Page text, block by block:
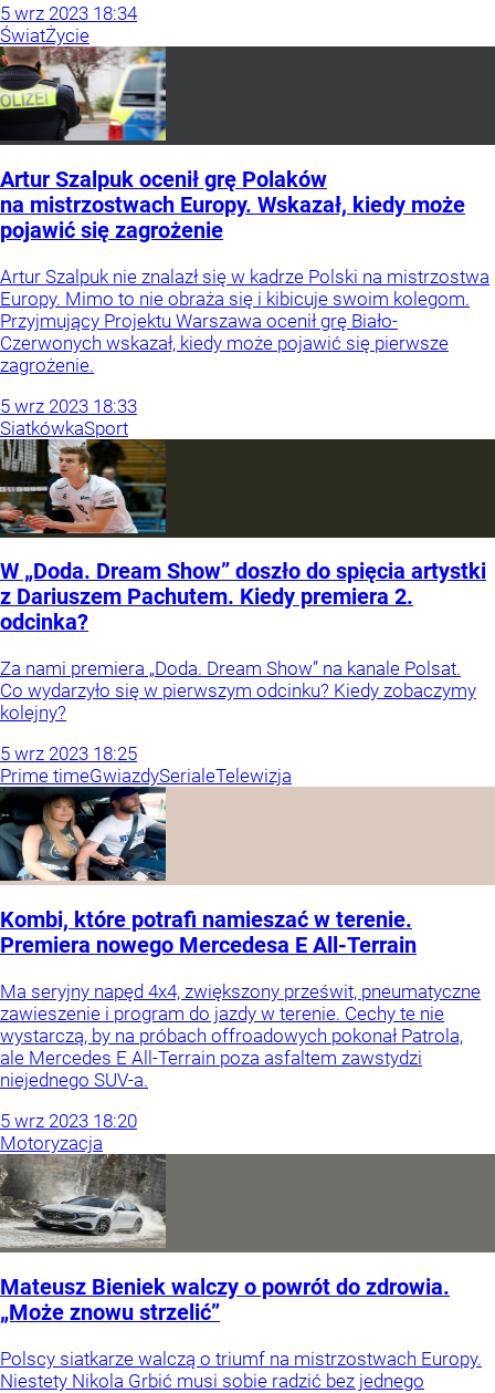
5 wrz 2023 18:34
ŚwiatŻycie
Artur Szalpuk ocenił grę Polaków
na mistrzostwach Europy. Wskazał, kiedy może
pojawić się zagrożenie
Artur Szalpuk nie znalazł się w kadrze Polski na mistrzostwa
Europy. Mimo to nie obraża się i kibicuje swoim kolegom.
Przyjmujący Projektu Warszawa ocenił grę Biało-
Czerwonych wskazał, kiedy może pojawić się pierwsze
zagrożenie.
5 wrz 2023 18:33
SiatkówkaSport
W „Doda. Dream Show” doszło do spięcia artystki
z Dariuszem Pachutem. Kiedy premiera 2.
odcinka?
Za nami premiera „Doda. Dream Show” na kanale Polsat.
Co wydarzyło się w pierwszym odcinku? Kiedy zobaczymy
kolejny?
5 wrz 2023 18:25
Prime timeGwiazdySerialeTelewizja
Kombi, które potrafi namieszać w terenie.
Premiera nowego Mercedesa E All-Terrain
Ma seryjny napęd 4x4, zwiększony prześwit, pneumatyczne
zawieszenie i program do jazdy w terenie. Cechy te nie
wystarczą, by na próbach offroadowych pokonał Patrola,
ale Mercedes E All-Terrain poza asfaltem zawstydzi
niejednego SUV-a.
5 wrz 2023 18:20
Motoryzacja
Mateusz Bieniek walczy o powrót do zdrowia.
„Może znowu strzelić”
Polscy siatkarze walczą o triumf na mistrzostwach Europy.
Niestety Nikola Grbić musi sobie radzić bez jednego